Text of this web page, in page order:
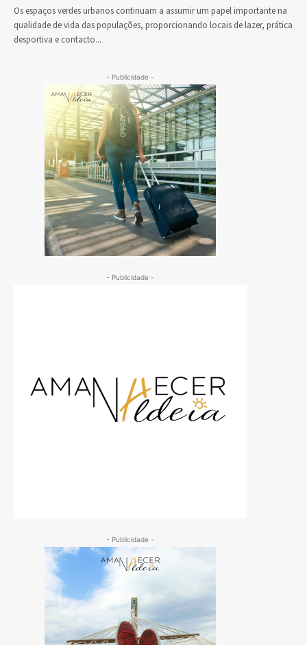
Os espaços verdes urbanos continuam a assumir um papel importante na
qualidade de vida das populações, proporcionando locais de lazer, prática
desportiva e contacto...
- Publicidade -
- Publicidade -
- Publicidade -